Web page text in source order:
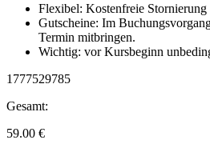
Flexibel: Kostenfreie Stornierung
Gutscheine: Im
Termin mitbringen.
Wichtig: vor Kursbeginn
1777529785
Gesamt:
59.00 €